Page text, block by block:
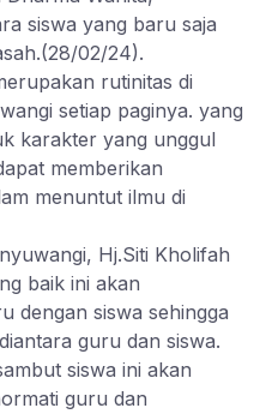
siswa yang baru saja
02/24).
rutinitas di
setiap paginya. yang
karakter yang unggul
memberikan
menuntut ilmu di
Hj.Siti Kholifah
baik ini akan
dengan siswa sehingga
guru dan siswa.
siswa ini akan
guru dan